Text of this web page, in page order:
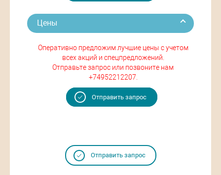
Цены
Оперативно предложим лучшие цены с учетом
всех акций и спецпредложений.
Отправьте запрос или позвоните нам
+74952212207.
Отправить запрос
Отправить запрос